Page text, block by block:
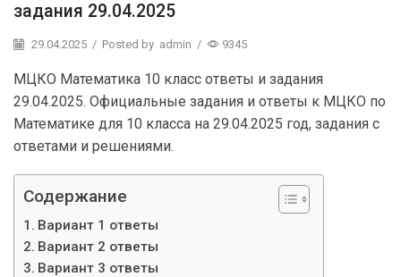
задания 29.04.2025
29.04.2025 / Posted by admin / 9345
МЦКО Математика 10 класс ответы и задания
29.04.2025. Официальные задания и ответы к МЦКО по
Математике для 10 класса на 29.04.2025 год, задания с
ответами и решениями.
Содержание
Вариант 1 ответы
Вариант 2 ответы
Вариант 3 ответы